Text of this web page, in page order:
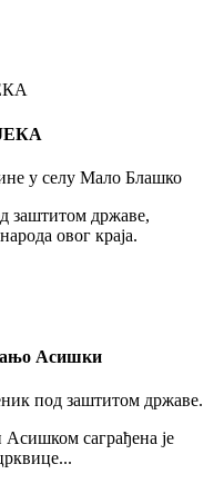
у селу Мало Блашко
заштитом државе,
овог краја.
Асишки
под заштитом државе.
саграђена је